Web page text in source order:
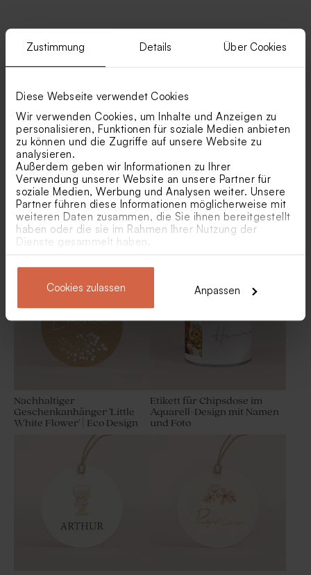
Zustimmung Details Über Cookies
Diese Webseite verwendet Cookies
Wir verwenden Cookies, um Inhalte und Anzeigen zu
personalisieren, Funktionen für soziale Medien anbieten
zu können und die Zugriffe auf unsere Website zu
analysieren.
Außerdem geben wir Informationen zu Ihrer
Verwendung unserer Website an unsere Partner für
soziale Medien, Werbung und Analysen weiter. Unsere
Partner führen diese Informationen möglicherweise mit
weiteren Daten zusammen, die Sie ihnen bereitgestellt
haben oder die sie im Rahmen Ihrer Nutzung der
Dienste gesammelt haben.
Cookies zulassen Anpassen
DIY-Glas mit gelbem
zur Kommunion &
Konfirmation
Weiße Trockenblumen
Kleines sandfarbenes
für Kommunion oder
Konfirmation
Ähnliche Produkte
Baumwollband 'Beige' | klein
Nachhaltiger
Geschenkanhänger 'Little
White Flower' | Eco Design
Etikett für Chipsdose im
Aquarell-Design mit Namen
und Foto